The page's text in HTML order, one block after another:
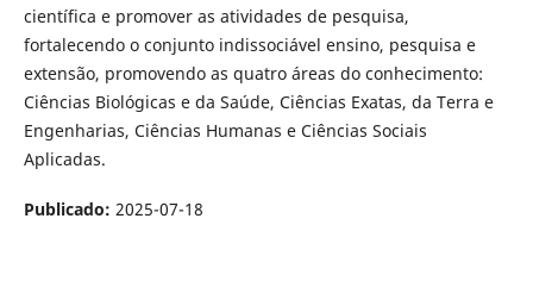
científica e promover as atividades de pesquisa,
fortalecendo o conjunto indissociável ensino, pesquisa e
extensão, promovendo as quatro áreas do conhecimento:
Ciências Biológicas e da Saúde, Ciências Exatas, da Terra e
Engenharias, Ciências Humanas e Ciências Sociais
Aplicadas.
Publicado: 2025-07-18